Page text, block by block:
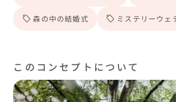
森の中の結婚式 ミステリーウェ
このコンセプトについて